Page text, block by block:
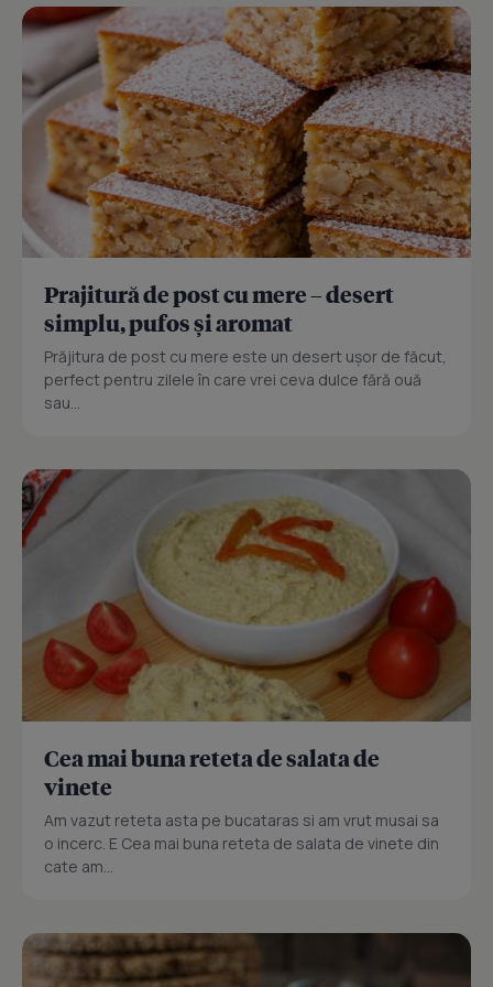
Prajitură de post cu mere – desert
simplu, pufos și aromat
Prăjitura de post cu mere este un desert ușor de făcut,
perfect pentru zilele în care vrei ceva dulce fără ouă
sau...
Cea mai buna reteta de salata de
vinete
Am vazut reteta asta pe bucataras si am vrut musai sa
o incerc. E Cea mai buna reteta de salata de vinete din
cate am...